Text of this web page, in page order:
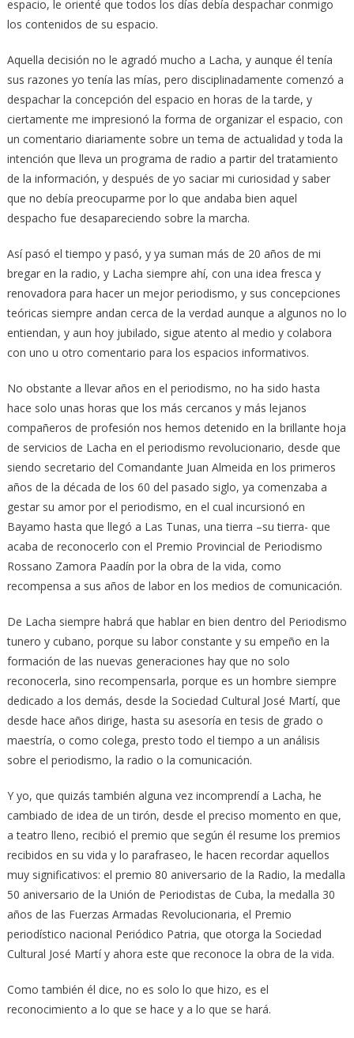
espacio, le orienté que todos los días debía despachar conmigo
los contenidos de su espacio.
Aquella decisión no le agradó mucho a Lacha, y aunque él tenía
sus razones yo tenía las mías, pero disciplinadamente comenzó a
despachar la concepción del espacio en horas de la tarde, y
ciertamente me impresionó la forma de organizar el espacio, con
un comentario diariamente sobre un tema de actualidad y toda la
intención que lleva un programa de radio a partir del tratamiento
de la información, y después de yo saciar mi curiosidad y saber
que no debía preocuparme por lo que andaba bien aquel
despacho fue desapareciendo sobre la marcha.
Así pasó el tiempo y pasó, y ya suman más de 20 años de mi
bregar en la radio, y Lacha siempre ahí, con una idea fresca y
renovadora para hacer un mejor periodismo, y sus concepciones
teóricas siempre andan cerca de la verdad aunque a algunos no lo
entiendan, y aun hoy jubilado, sigue atento al medio y colabora
con uno u otro comentario para los espacios informativos.
No obstante a llevar años en el periodismo, no ha sido hasta
hace solo unas horas que los más cercanos y más lejanos
compañeros de profesión nos hemos detenido en la brillante hoja
de servicios de Lacha en el periodismo revolucionario, desde que
siendo secretario del Comandante Juan Almeida en los primeros
años de la década de los 60 del pasado siglo, ya comenzaba a
gestar su amor por el periodismo, en el cual incursionó en
Bayamo hasta que llegó a Las Tunas, una tierra –su tierra- que
acaba de reconocerlo con el Premio Provincial de Periodismo
Rossano Zamora Paadín por la obra de la vida, como
recompensa a sus años de labor en los medios de comunicación.
De Lacha siempre habrá que hablar en bien dentro del Periodismo
tunero y cubano, porque su labor constante y su empeño en la
formación de las nuevas generaciones hay que no solo
reconocerla, sino recompensarla, porque es un hombre siempre
dedicado a los demás, desde la Sociedad Cultural José Martí, que
desde hace años dirige, hasta su asesoría en tesis de grado o
maestría, o como colega, presto todo el tiempo a un análisis
sobre el periodismo, la radio o la comunicación.
Y yo, que quizás también alguna vez incomprendí a Lacha, he
cambiado de idea de un tirón, desde el preciso momento en que,
a teatro lleno, recibió el premio que según él resume los premios
recibidos en su vida y lo parafraseo, le hacen recordar aquellos
muy significativos: el premio 80 aniversario de la Radio, la medalla
50 aniversario de la Unión de Periodistas de Cuba, la medalla 30
años de las Fuerzas Armadas Revolucionaria, el Premio
periodístico nacional Periódico Patria, que otorga la Sociedad
Cultural José Martí y ahora este que reconoce la obra de la vida.
Como también él dice, no es solo lo que hizo, es el
reconocimiento a lo que se hace y a lo que se hará.